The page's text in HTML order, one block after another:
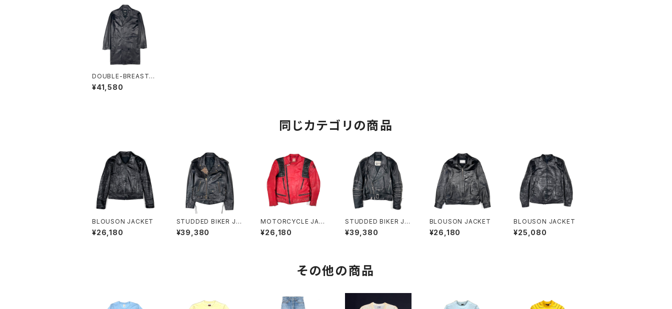
DOUBLE-BREASTED
COAT
¥41,580
同じカテゴリの商品
BLOUSON JACKET
¥26,180
STUDDED BIKER JA
CKET
¥39,380
MOTORCYCLE JAC
KET
¥26,180
STUDDED BIKER JA
CKET
¥39,380
BLOUSON JACKET
¥26,180
BLOUSON JACKET
¥25,080
その他の商品